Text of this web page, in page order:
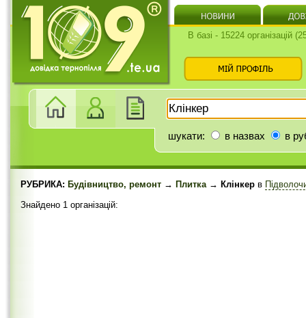
В базі - 15224 організацій
шукати: в назвах в
РУБРИКА: Будівництво, ремонт → Плитка→ Клінкер в
Знайдено 1 організацій: